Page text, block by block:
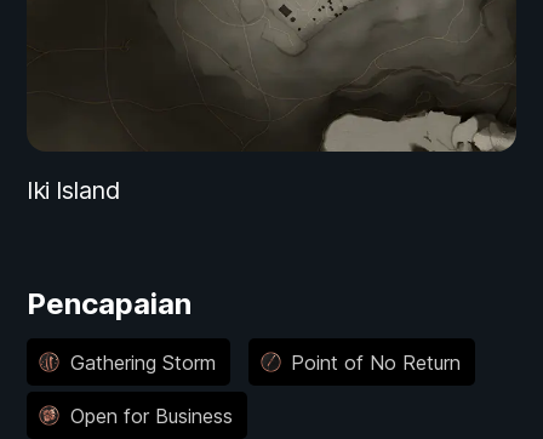
Iki Island
Pencapaian
Gathering Storm Point of No Return
Open for Business